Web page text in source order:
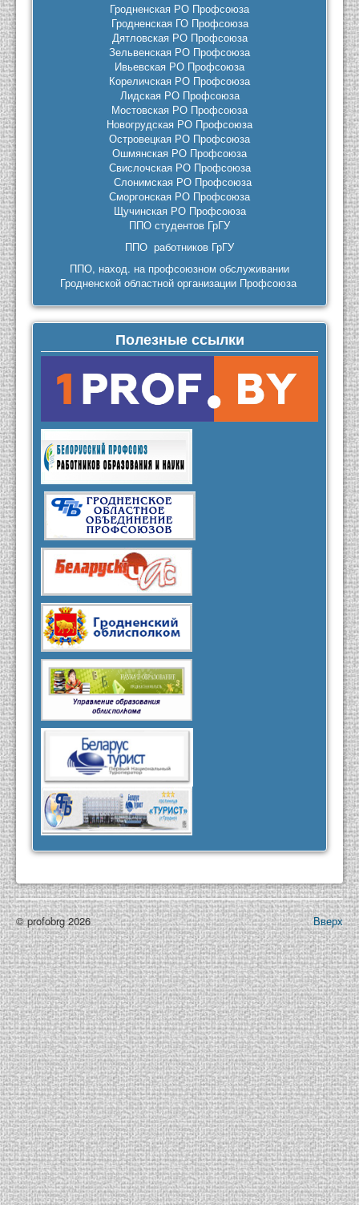
Гродненская РО Профсоюза
Гродненская ГО Профсоюза
Дятловская РО Профсоюза
Зельвенская РО Профсоюза
Ивьевская РО Профсоюза
Кореличская РО Профсоюза
Лидская РО Профсоюза
Мостовская РО Профсоюза
Новогрудская РО Профсоюза
Островецкая РО Профсоюза
Ошмянская РО Профсоюза
Свислочская РО Профсоюза
Слонимская РО Профсоюза
Сморгонская РО Профсоюза
Щучинская РО Профсоюза
ППО студентов ГрГУ
ППО работников ГрГУ
ППО, наход. на профсоюзном обслуживании
Гродненской областной организации Профсоюза
Полезные ссылки
Вверх
© profobrg 2026